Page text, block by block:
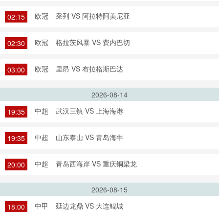
02:15 欧冠 采列 VS 阿拉特阿美尼亚
02:30 欧冠 格拉茨风暴 VS 费内巴切
03:00 欧冠 里昂 VS 布拉格斯巴达
2026-08-14
19:35
中超 武汉三镇 VS 上海海港
19:35 中超 山东泰山 VS 青岛海牛
20:00 中超 青岛西海岸 VS 重庆铜梁龙
2026-08-15
18:00
中甲 延边龙鼎 VS 大连鲲城